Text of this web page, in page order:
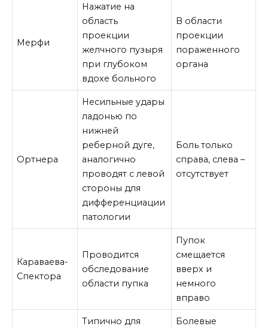
Мерфи
Нажатие на
область
проекции
желчного пузыря
при глубоком
вдохе больного
В области
проекции
пораженного
органа
Ортнера
Несильные удары
ладонью по
нижней
реберной дуге,
аналогично
проводят с левой
стороны для
дифференциации
патологии
Боль только
справа, слева –
отсутствует
Караваева-
Спектора
Проводится
обследование
области пупка
Пупок
смещается
вверх и
немного
вправо
Типично для
Болевые